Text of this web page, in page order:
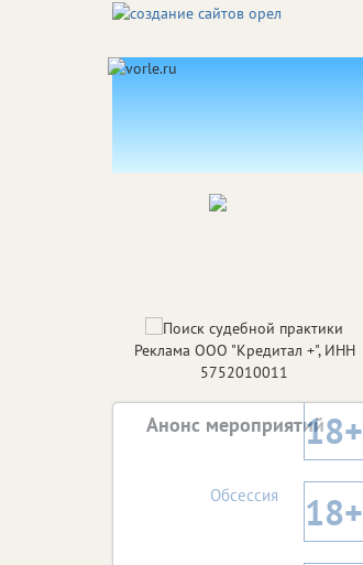
Реклама ООО "Кредитал +", ИНН
5752010011
Анонс мероприятий18+
Обсессия 18+